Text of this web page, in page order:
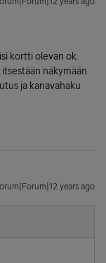
kortti olevan ok.
näkymään
ja kanavahaku
years ago